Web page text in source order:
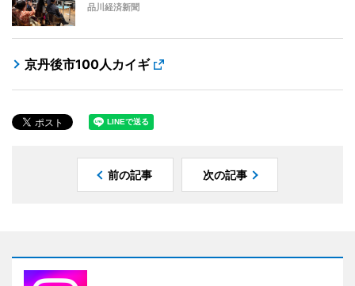
品川経済新聞
京丹後市100人カイギ
前の記事 次の記事